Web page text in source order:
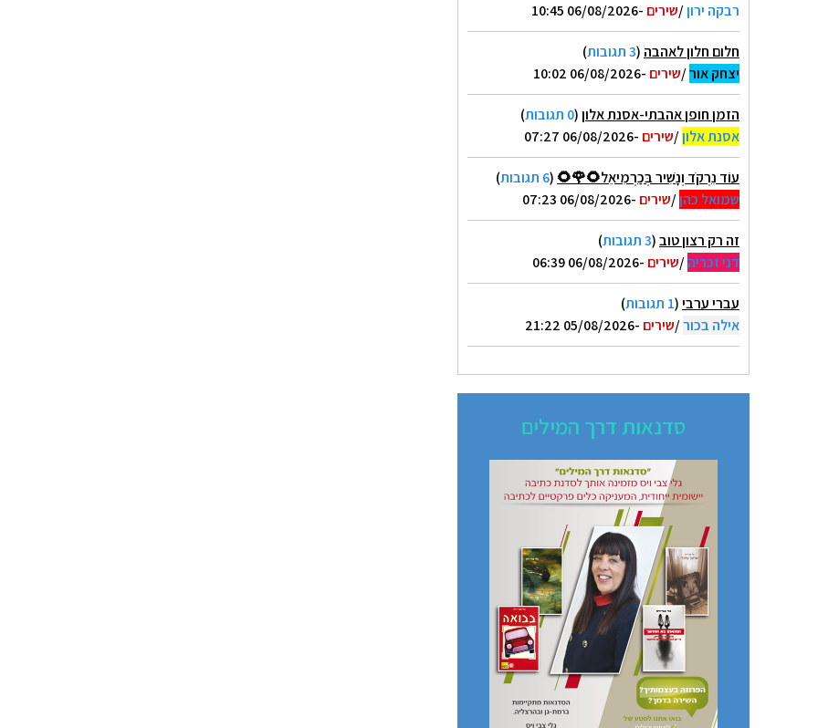
רבקה ירון/שירים -06/08/2026 10:45
חלום חלון לאהבה (3 תגובות
)
יצחק אור/שירים -06/08/2026 10:02
הזמן חופן אהבתי-אסנת אלון(0 תגובות
)
אסנת אלון/שירים -06/08/2026 07:27
עוֹד נִרְקֹד וְנָשִׁיר בְּכַרְמִיאֵל🌻🌹🌻 (6 תגובות
)
שמואל כהן/שירים -06/08/2026 07:23
זה רק רצון טוב(3 תגובות
)
דני זכריה/שירים -06/08/2026 06:39
עברי ערבי(1 תגובות
)
אילה בכור/שירים -05/08/2026 21:22
סדנאות דרך המילים